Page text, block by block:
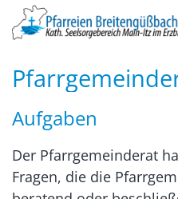
Zum Inhalt springen
Aufgaben
Der Pfarrgemeinderat
Fragen, die die